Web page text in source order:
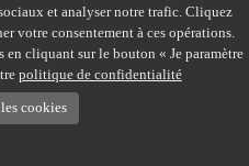
et analyser notre trafic. Cliquez
votre consentement à ces opérations.
en cliquant sur le bouton « Je paramètre
politique de confidentialité
les cookies